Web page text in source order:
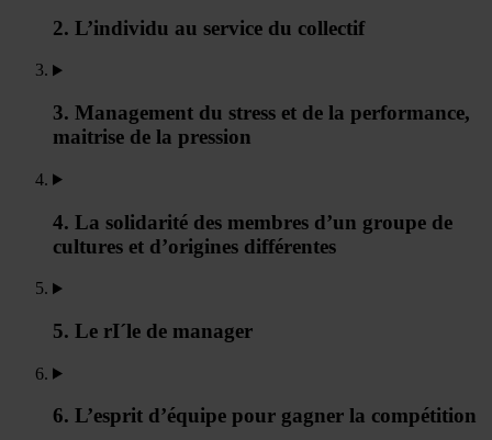
2. L’individu au service du collectif
3. Management du stress et de la performance,
maitrise de la pression
4. La solidarité des membres d’un groupe de
cultures et d’origines différentes
5. Le rI´le de manager
6. L’esprit d’équipe pour gagner la compétition